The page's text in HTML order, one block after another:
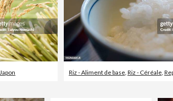
Japon Riz - Aliment de base, Riz - Céréale,